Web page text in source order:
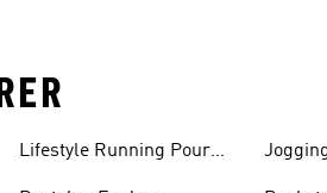
Lifestyle Running Pour